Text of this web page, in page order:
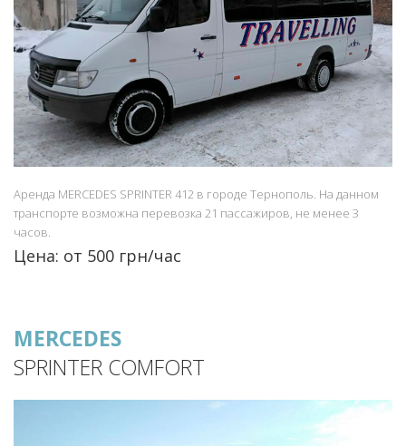
Аренда MERCEDES SPRINTER 412 в городе Тернополь. На данном
транспорте возможна перевозка 21 пассажиров, не менее 3
часов.
Цена: от 500 грн/час
MERCEDES
SPRINTER COMFORT